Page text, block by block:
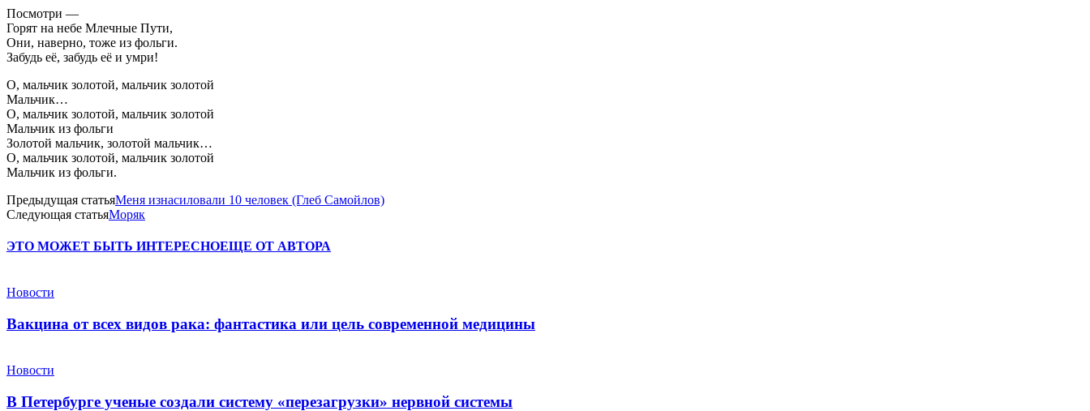
Посмотри —
Горят на небе Млечные Пути,
Они, наверно, тоже из фольги.
Забудь её, забудь её и умри!
О, мальчик золотой, мальчик золотой
Мальчик…
О, мальчик золотой, мальчик золотой
Мальчик из фольги
Золотой мальчик, золотой мальчик…
О, мальчик золотой, мальчик золотой
Мальчик из фольги.
Предыдущая статьяМеня изнасиловали 10 человек (Глеб Самойлов)
Следующая статьяМоряк
ЭТО МОЖЕТ БЫТЬ ИНТЕРЕСНОЕЩЕ ОТ АВТОРА
Новости
Вакцина от всех видов рака: фантастика или цель современной медицины
Новости
В Петербурге ученые создали систему «перезагрузки» нервной системы